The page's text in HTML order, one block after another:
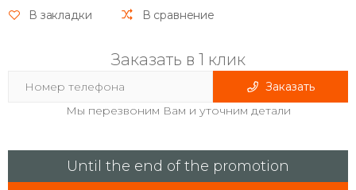
В закладки В сравнение
Заказать в 1 клик
Заказать
Мы перезвоним Вам и уточним детали
Until the end of the promotion